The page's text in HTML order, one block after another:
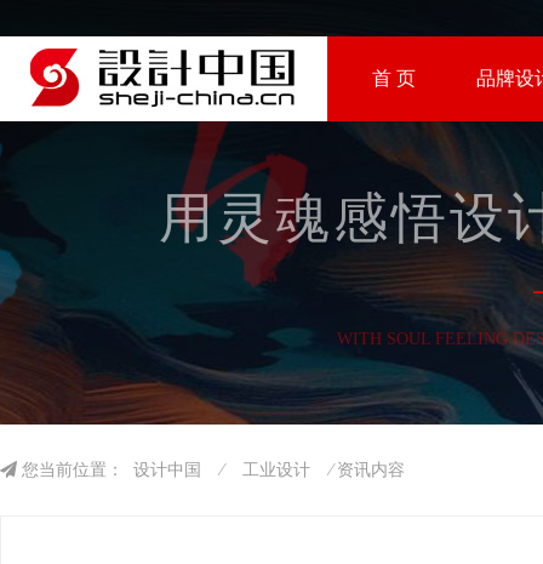
首 页 品牌设
用灵魂感悟设
WITH SOUL FEELING
您当前位置： 设计中国 ⁄ 工业设计 ⁄ 资讯内容